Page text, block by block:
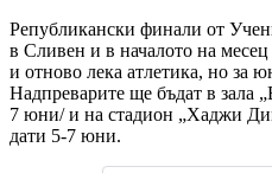
Републикански финали от
в Сливен и в началото на
и отново лека атлетика, но за
Надпреварите ще бъдат в зала
7 юни/ и на стадион „Хаджи
дати 5-7 юни.